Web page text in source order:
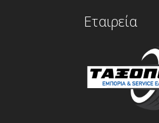
Εταιρεία